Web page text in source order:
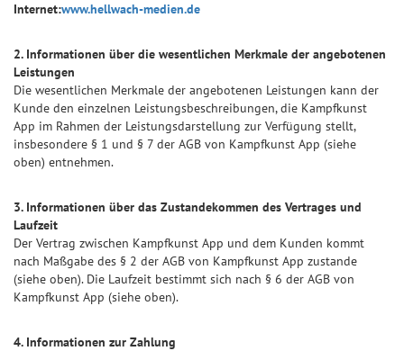
Internet:www.hellwach-medien.de
2. Informationen über die wesentlichen Merkmale der angebotenen
Leistungen
Die wesentlichen Merkmale der angebotenen Leistungen kann der
Kunde den einzelnen Leistungsbeschreibungen, die Kampfkunst
App im Rahmen der Leistungsdarstellung zur Verfügung stellt,
insbesondere § 1 und § 7 der AGB von Kampfkunst App (siehe
oben) entnehmen.
3. Informationen über das Zustandekommen des Vertrages und
Laufzeit
Der Vertrag zwischen Kampfkunst App und dem Kunden kommt
nach Maßgabe des § 2 der AGB von Kampfkunst App zustande
(siehe oben). Die Laufzeit bestimmt sich nach § 6 der AGB von
Kampfkunst App (siehe oben).
4. Informationen zur Zahlung